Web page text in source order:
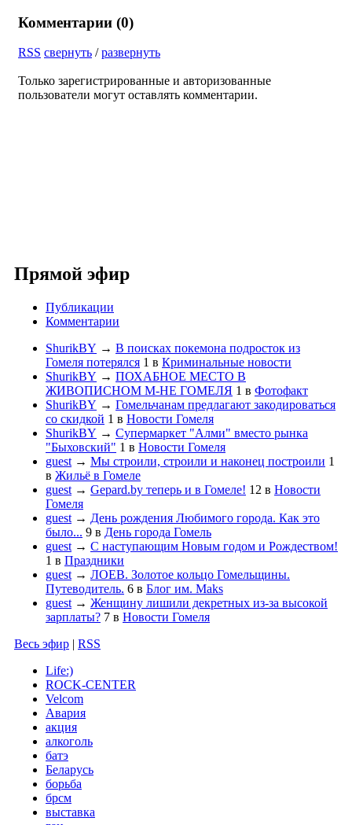
Комментарии (0)
RSS свернуть /развернуть
Только зарегистрированные и авторизованные
пользователи могут оставлять комментарии.
Прямой эфир
Публикации
Комментарии
ShurikBY → В поисках покемона подросток из
Гомеля потерялся 1 в Криминальные новости
ShurikBY → ПОХАБНОЕ МЕСТО В
ЖИВОПИСНОМ М-НЕ ГОМЕЛЯ 1 в Фотофакт
ShurikBY → Гомельчанам предлагают закодироваться
со скидкой 1 в Новости Гомеля
ShurikBY → Супермаркет "Алми" вместо рынка
"Быховский" 1 в Новости Гомеля
guest → Мы строили, строили и наконец построили 1
в Жильё в Гомеле
guest → Gepard.by теперь и в Гомеле! 12 в Новости
Гомеля
guest → День рождения Любимого города. Как это
было... 9 в День города Гомель
guest → С наступающим Новым годом и Рождеством!
1 в Праздники
guest → ЛОЕВ. Золотое кольцо Гомельщины.
Путеводитель. 6 в Блог им. Maks
guest → Женщину лишили декретных из-за высокой
зарплаты? 7 в Новости Гомеля
Весь эфир | RSS
Life:)
ROCK-CENTER
Velcom
Авария
акция
алкоголь
батэ
Беларусь
борьба
брсм
выставка